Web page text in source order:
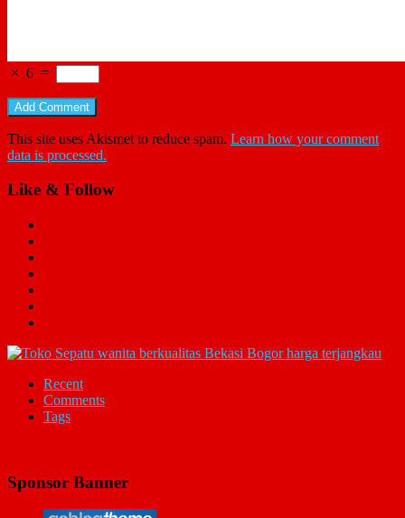
× 6 =
This site uses Akismet to reduce spam. Learn how your comment
data is processed.
Like & Follow
Recent
Comments
Tags
Sponsor Banner